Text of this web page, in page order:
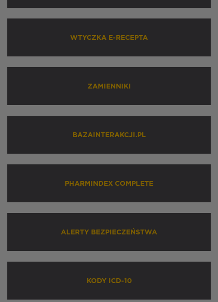
WTYCZKA E-RECEPTA
ZAMIENNIKI
BAZAINTERAKCJI.PL
PHARMINDEX COMPLETE
ALERTY BEZPIECZEŃSTWA
KODY ICD-10